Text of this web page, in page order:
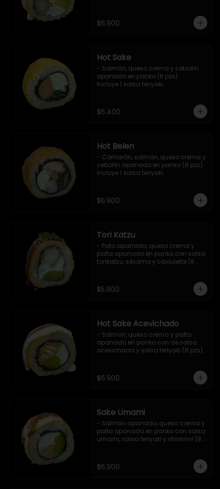
$6.900
Hot Sake
- Salmón, queso crema y cebollin
apanado en panko (8 pzs).
Incluye 1 salsa teriyaki.
$6.400
Hot Belen
- Camarón, salmón, queso crema y
cebollin apanado en panko (8 pzs).
Incluye 1 salsa teriyaki.
$6.900
Tori Katzu
- Pollo apanado, queso crema y
palta apanado en panko con salsa
tonkatsu, sésamo y ciboulette (8
$5.900
Hot Sake Acevichado
- Salmon, queso crema y palta
apanado en panko con de salsa
acevichada y salsa teriyaki (8 pzs).
$6.900
Sake Umami
- Salmón apanado, queso crema y
palta apanado en panko con salsa
umami, salsa teriyaki y shishimi (8
$6.900